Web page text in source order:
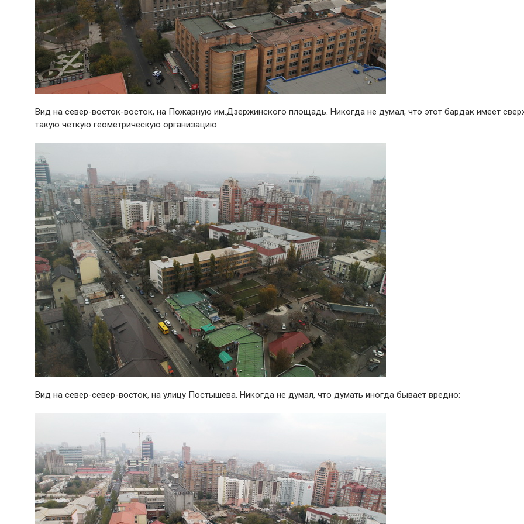
Вид на север-восток-восток, на Пожарную им.Дзержинского площадь. Никогда не думал, что этот бардак имеет
такую четкую геометрическую организацию:
Вид на север-север-восток, на улицу Постышева. Никогда не думал, что думать иногда бывает вредно: